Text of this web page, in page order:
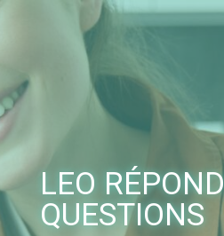
Skip
LEO
QUESTIONS